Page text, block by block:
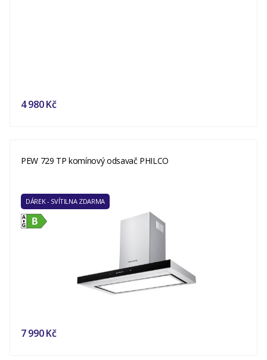
4 980 Kč
PEW 729 TP komínový odsavač PHILCO
DÁREK - SVÍTILNA ZDARMA
7 990 Kč